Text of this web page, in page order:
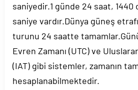
saniyedir.1 günde 24 saat, 1440
saniye vardır.Dünya güneş
turunu 24 saatte
Evren Zamanı (UTC) ve
(IAT) gibi sistemler, zamanın
hesaplanabilmektedir.